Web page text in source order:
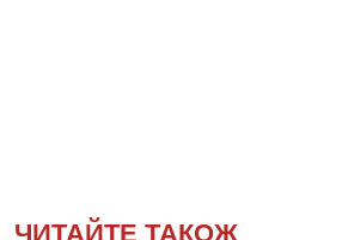
ЧИТАЙТЕ ТАКОЖ